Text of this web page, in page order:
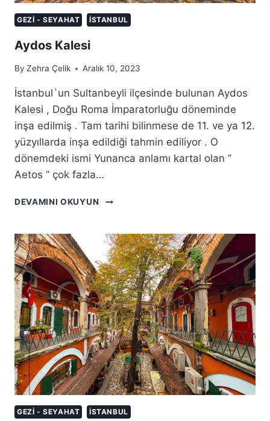
GEZI - SEYAHAT İSTANBUL
Aydos Kalesi
By Zehra Çelik Aralık 10, 2023
İstanbul`un Sultanbeyli ilçesinde bulunan Aydos
Kalesi , Doğu Roma İmparatorluğu döneminde
inşa edilmiş . Tam tarihi bilinmese de 11. ve ya 12.
yüzyıllarda inşa edildiği tahmin ediliyor . O
dönemdeki ismi Yunanca anlamı kartal olan ”
Aetos ” çok fazla…
DEVAMINI OKUYUN
AYDOS
GEZI - SEYAHAT İSTANBUL